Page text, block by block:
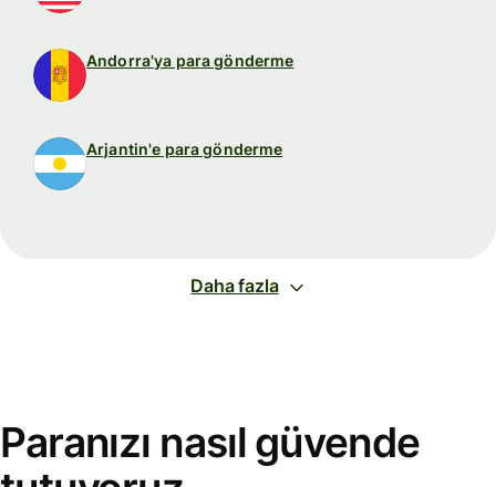
Andorra'ya para gönderme
Arjantin'e para gönderme
Daha fazla
Paranızı nasıl güvende